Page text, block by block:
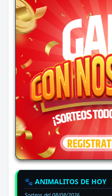
🐾 ANIMALITOS DE HOY